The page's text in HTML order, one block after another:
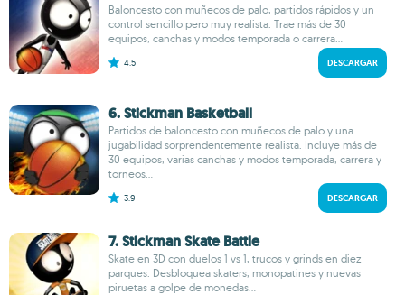
Baloncesto con muñecos de palo, partidos rápidos y un
control sencillo pero muy realista. Trae más de 30
equipos, canchas y modos temporada o carrera...
4.5 DESCARGAR
6. Stickman Basketball
Partidos de baloncesto con muñecos de palo y una
jugabilidad sorprendentemente realista. Incluye más de
30 equipos, varias canchas y modos temporada, carrera y
torneos...
3.9 DESCARGAR
7. Stickman Skate Battle
Skate en 3D con duelos 1 vs 1, trucos y grinds en diez
parques. Desbloquea skaters, monopatines y nuevas
piruetas a golpe de monedas...